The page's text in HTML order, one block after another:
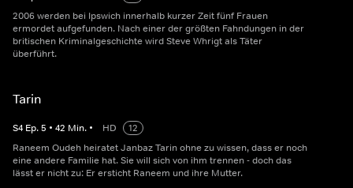
2006 werden bei Ipswich innerhalb kurzer Zeit fünf Frauen
ermordet aufgefunden. Nach einer der größten Fahndungen in der
britischen Kriminalgeschichte wird Steve Whrigt als Täter
überführt.
Tarin
S4 Ep.5 • 42 Min. • HD
12
Raneem Oudeh heiratet Janbaz Tarin ohne zu wissen, dass er noch
eine andere Familie hat. Sie will sich von ihm trennen - doch das
lässt er nicht zu: Er ersticht Raneem und ihre Mutter.